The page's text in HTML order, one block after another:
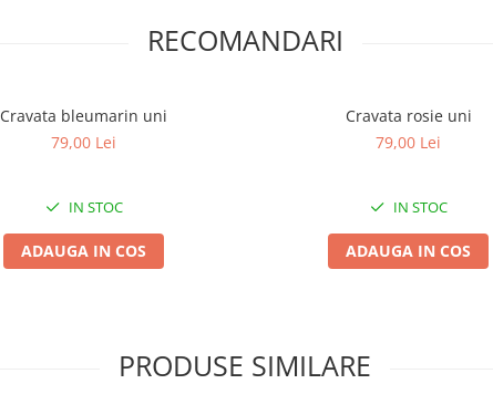
RECOMANDARI
Cravata bleumarin uni
79,00 Lei
IN STOC
ADAUGA IN COS
Cravata rosie uni
79,00 Lei
IN STOC
ADAUGA IN COS
PRODUSE SIMILARE